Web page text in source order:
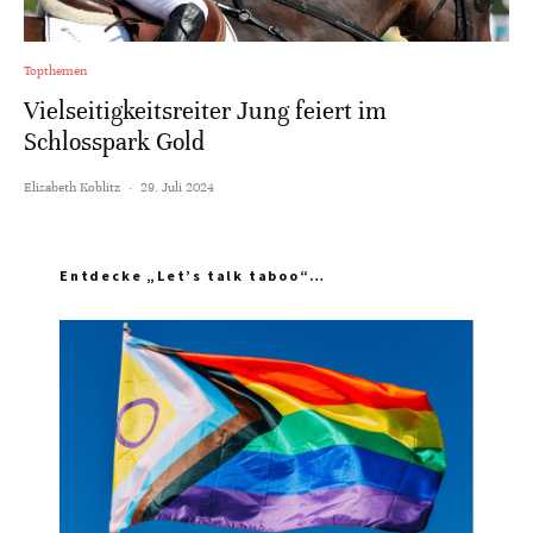
Topthemen
Vielseitigkeitsreiter Jung feiert im
Schlosspark Gold
Elisabeth Koblitz · 29. Juli 2024
Entdecke „Let’s talk taboo“…